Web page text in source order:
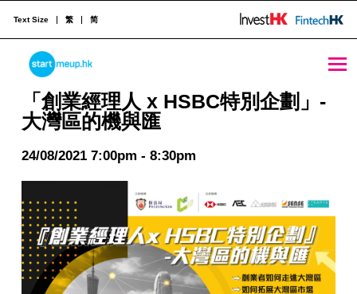
「創業經理人 x HSBC特別企劃」-大灣區的機與匯 - StartmeupHK
STARTMEUPHK
Text Size 繁 简
「創業經理人 x HSBC特別企劃」-
大灣區的機與匯
24/08/2021 7:00pm - 8:30pm